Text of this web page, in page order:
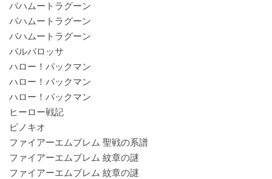
バハムートラグーン
バハムートラグーン
バハムートラグーン
バルバロッサ
ハロー！パックマン
ハロー！パックマン
ハロー！パックマン
ヒーロー戦記
ピノキオ
ファイアーエムブレム 聖戦の系譜
ファイアーエムブレム 紋章の謎
ファイアーエムブレム 紋章の謎